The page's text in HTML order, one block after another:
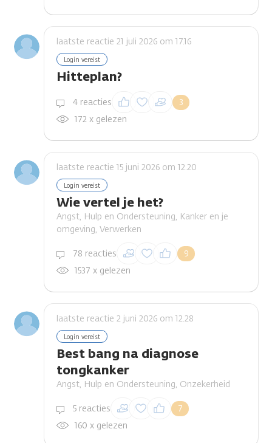
laatste reactie 21 juli 2026 om 17.16
Login vereist
Hitteplan?
4 reacties 3
Inloggen om een
reactie te plaatsen
172 x gelezen
laatste reactie 15 juni 2026 om 12.20
Login vereist
Wie vertel je het?
Angst, Hulp en Ondersteuning, Kanker en je
omgeving, Verwerken
78 reacties 9
Inloggen om een
reactie te plaatsen
1537 x gelezen
laatste reactie 2 juni 2026 om 12.28
Login vereist
Best bang na diagnose
tongkanker
Angst, Hulp en Ondersteuning, Onzekerheid
5 reacties 7
Inloggen om een
reactie te plaatsen
160 x gelezen